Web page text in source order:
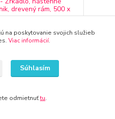
nástenné zrkadlo
na poskytovanie svojich služieb
Viac informácií.
Súhlasím
odmietnuťtu.